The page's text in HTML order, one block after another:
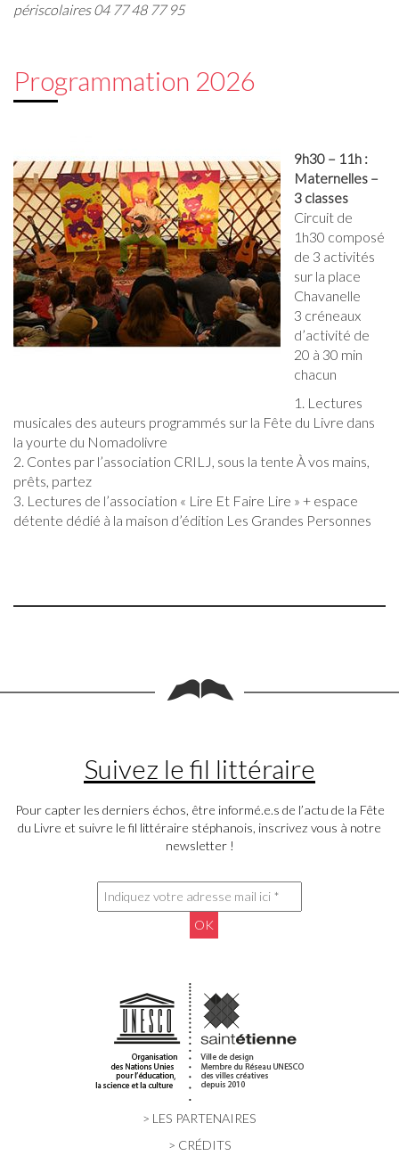
périscolaires04 77 48 77 95
Programmation 2026
9h30 – 11h :
Maternelles –
3 classes
Circuit de
1h30 composé
de 3 activités
sur la place
Chavanelle
3 créneaux
d’activité de
20 à 30 min
chacun
1. Lectures
musicales des auteurs programmés sur la Fête du Livre dans
la yourte du Nomadolivre
2. Contes par l’association CRILJ, sous la tente À vos mains,
prêts, partez
3. Lectures de l’association « Lire Et Faire Lire » + espace
détente dédié à la maison d’édition Les Grandes Personnes
Suivez le fil littéraire
Pour capter les derniers échos, être informé.e.s de l’actu de la Fête
du Livre et suivre le fil littéraire stéphanois, inscrivez vous à notre
newsletter !
> LES PARTENAIRES
> CRÉDITS